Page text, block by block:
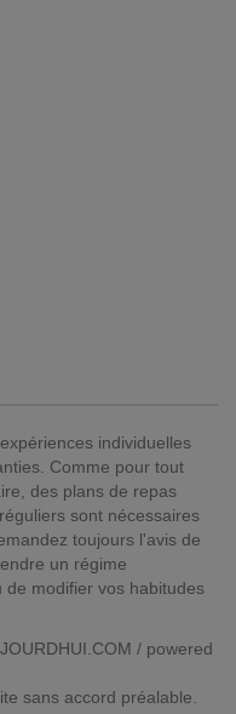
individuelles
Comme pour tout
des plans de repas
sont nécessaires
toujours l'avis de
un régime
modifier vos habitudes
/ powered
sans accord préalable.